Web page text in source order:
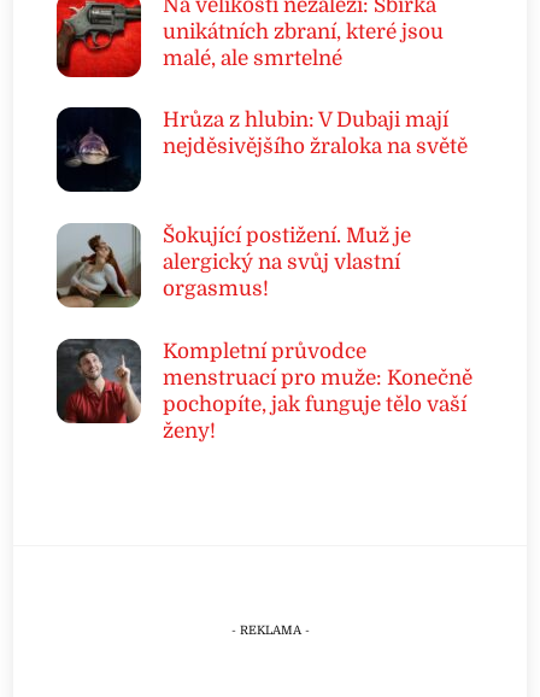
Na velikosti nezáleží: Sbírka
unikátních zbraní, které jsou
malé, ale smrtelné
Hrůza z hlubin: V Dubaji mají
nejděsivějšího žraloka na světě
Šokující postižení. Muž je
alergický na svůj vlastní
orgasmus!
Kompletní průvodce
menstruací pro muže: Konečně
pochopíte, jak funguje tělo vaší
ženy!